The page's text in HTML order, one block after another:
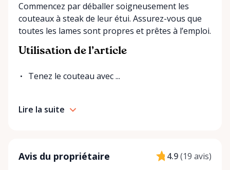
Commencez par déballer soigneusement les
couteaux à steak de leur étui. Assurez-vous que
toutes les lames sont propres et prêtes à l’emploi.
Utilisation de l’article
Tenez le couteau avec ...
Lire la suite
Avis du propriétaire 4.9(19 avis)